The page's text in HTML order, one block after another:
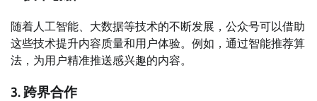
随着人工智能、大数据等技术的不断发展，公众号可以借助
这些技术提升内容质量和用户体验。例如，通过智能推荐算
法，为用户精准推送感兴趣的内容。
3. 跨界合作